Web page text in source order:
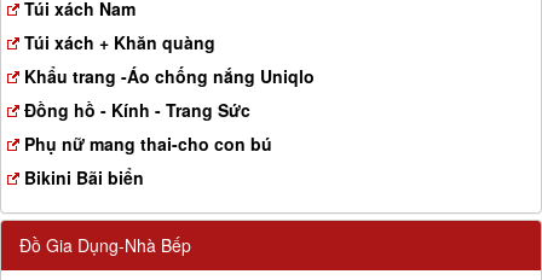
Túi xách Nam
Túi xách + Khăn quàng
Khẩu trang -Áo chống nắng Uniqlo
Đồng hồ - Kính - Trang Sức
Phụ nữ mang thai-cho con bú
Bikini Bãi biển
Đồ Gia Dụng-Nhà Bếp